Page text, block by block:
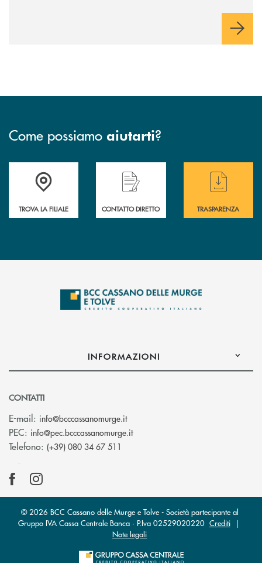
Come possiamo aiutarti?
Accedi all' elenco completo delle filiali
TROVA LA FILIALE
Hai bisogno di assistenza immediata ?
CONTATTO DIRETTO
Hai bisogno di
TRASPARENZA
INFORMAZIONI
CONTATTI
E-mail: info@bcccassanomurge.it(si apre l’app di posta elettronica)
PEC: info@pec.bcccassanomurge.it(si apre l’app di posta
Telefono: (+39) 080 34 67 511
© 2026 BCC Cassano delle Murge e Tolve - Società partecipante al
Gruppo IVA Cassa Centrale Banca · P.Iva 02529020220 Crediti|
Note legali